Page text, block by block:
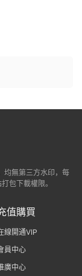
無第三方水印，每
包下載權限。
值購買
線開通VIP
員中心
廣中心